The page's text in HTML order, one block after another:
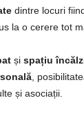
dintre locuri
la o cerere tot
și spațiu
,
și asociații.